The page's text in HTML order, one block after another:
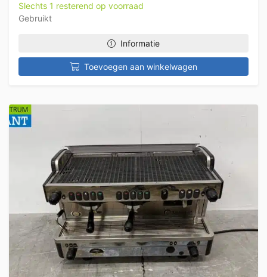
Slechts 1 resterend op voorraad
Gebruikt
Informatie
Toevoegen aan winkelwagen